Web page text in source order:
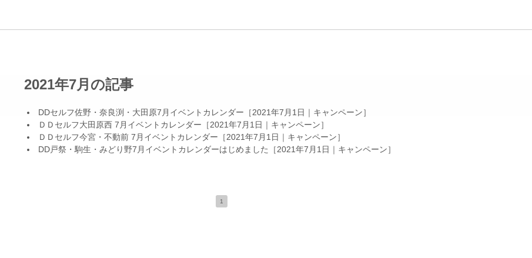
2021年7月の記事
DDセルフ佐野・奈良渕・大田原7月イベントカレンダー ［2021年7月1日｜ キャンペーン］
ＤＤセルフ大田原西 7月イベントカレンダー ［2021年7月1日｜ キャンペーン］
ＤＤセルフ今宮・不動前 7月イベントカレンダー ［2021年7月1日｜ キャンペーン］
DD戸祭・駒生・みどり野7月イベントカレンダーはじめました
［2021年7月1日｜ キャンペーン］
1